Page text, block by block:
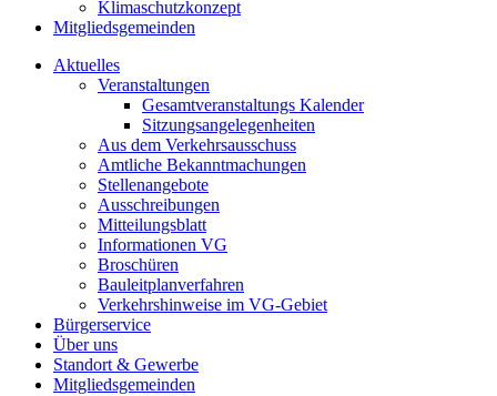
Klimaschutzkonzept
Mitgliedsgemeinden
Aktuelles
Veranstaltungen
Gesamtveranstaltungs Kalender
Sitzungsangelegenheiten
Aus dem Verkehrsausschuss
Amtliche Bekanntmachungen
Stellenangebote
Ausschreibungen
Mitteilungsblatt
Informationen VG
Broschüren
Bauleitplanverfahren
Verkehrshinweise im VG-Gebiet
Bürgerservice
Über uns
Standort & Gewerbe
Mitgliedsgemeinden